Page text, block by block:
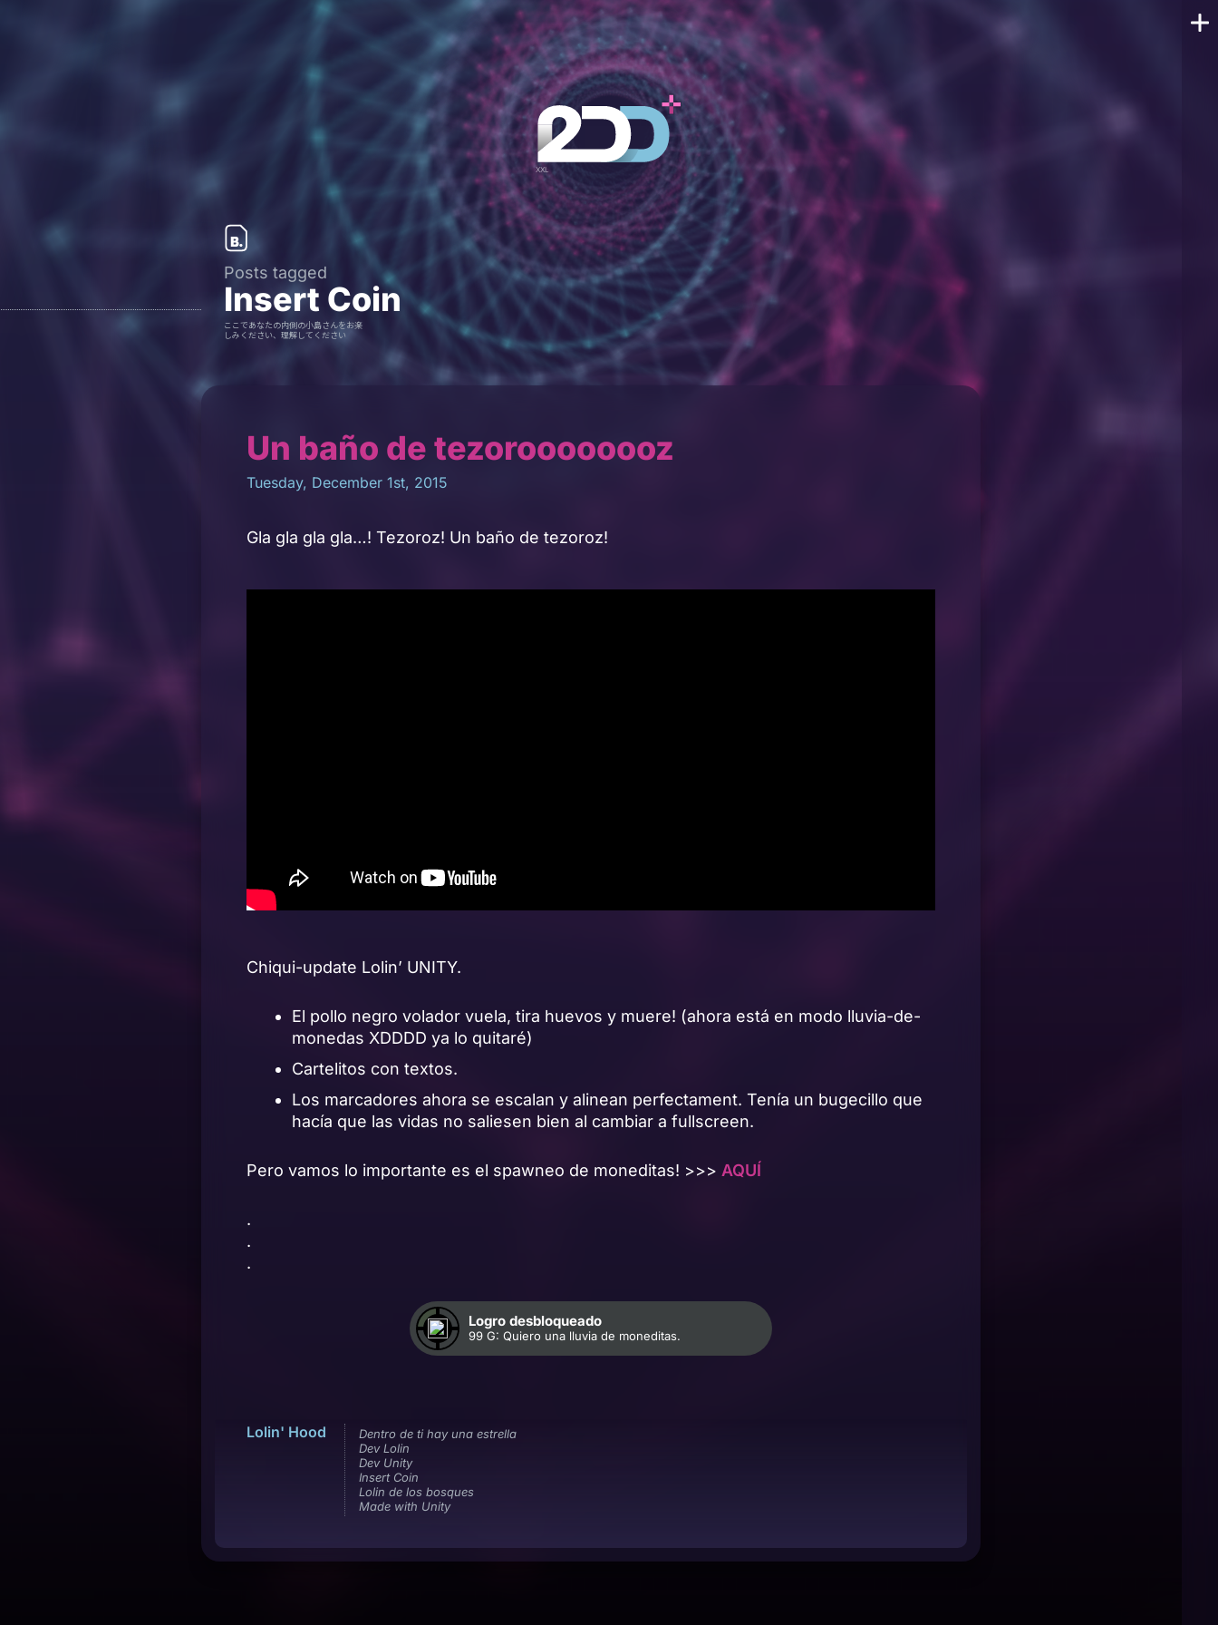
Posts tagged
Insert Coin
ここであなたの内側の小島さんをお楽
しみください、理解してください
Un baño de tezoroooooooz
Tuesday, December 1st, 2015
Gla gla gla gla…! Tezoroz! Un baño de tezoroz!
Chiqui-update Lolin’ UNITY.
El pollo negro volador vuela, tira huevos y muere! (ahora está en modo lluvia-de-
monedas XDDDD ya lo quitaré)
Cartelitos con textos.
Los marcadores ahora se escalan y alinean perfectament. Tenía un bugecillo que
hacía que las vidas no saliesen bien al cambiar a fullscreen.
Pero vamos lo importante es el spawneo de moneditas! >>> AQUÍ
.
.
.
Logro desbloqueado
99 G: Quiero una lluvia de moneditas.
Lolin' Hood
Dentro de ti hay una estrella
Dev Lolin
Dev Unity
Insert Coin
Lolin de los bosques
Made with Unity